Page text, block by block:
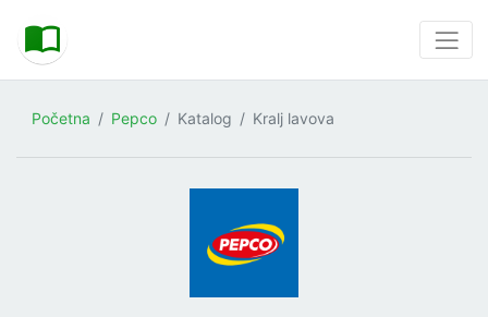
Početna Pepco Katalog Kralj lavova